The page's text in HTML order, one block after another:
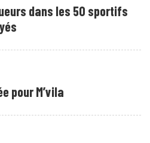
dans les 50 sportifs
pour M’vila